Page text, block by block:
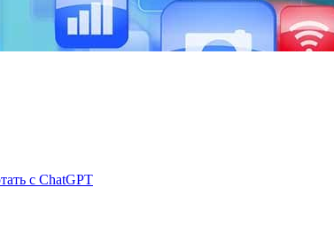
с ChatGPT